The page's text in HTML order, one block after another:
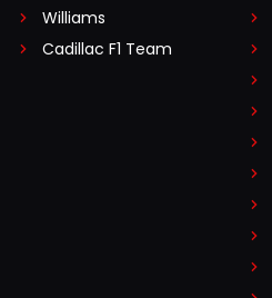
Williams
Cadillac F1 Team